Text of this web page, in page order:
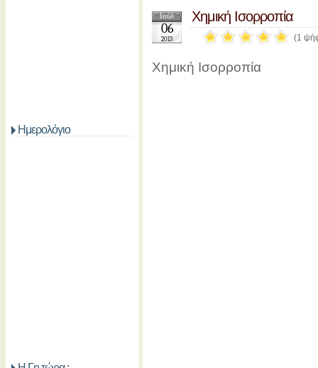
Ημερολόγιο
Ιούλ
06
2013
Χημική Ισορροπία
(1
Χημική Ισορροπία